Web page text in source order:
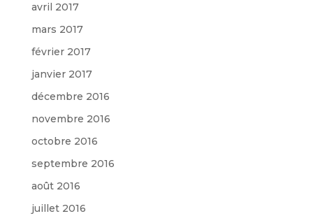
avril 2017
mars 2017
février 2017
janvier 2017
décembre 2016
novembre 2016
octobre 2016
septembre 2016
août 2016
juillet 2016